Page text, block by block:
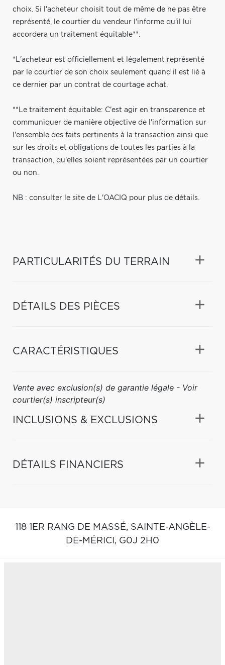
choix. Si l'acheteur choisit tout de même de ne pas être
représenté, le courtier du vendeur l'informe qu'il lui
accordera un traitement équitable**.
*L'acheteur est officiellement et légalement représenté
par le courtier de son choix seulement quand il est lié à
ce dernier par un contrat de courtage achat.
**Le traitement équitable: C'est agir en transparence et
communiquer de manière objective de l'information sur
l'ensemble des faits pertinents à la transaction ainsi que
sur les droits et obligations de toutes les parties à la
transaction, qu'elles soient représentées par un courtier
ou non.
NB : consulter le site de L'OACIQ pour plus de détails.
PARTICULARITÉS DU TERRAIN
DÉTAILS DES PIÈCES
CARACTÉRISTIQUES
Vente avec exclusion(s) de garantie légale - Voir
courtier(s) inscripteur(s)
INCLUSIONS & EXCLUSIONS
DÉTAILS FINANCIERS
118 1ER RANG DE MASSÉ, SAINTE-ANGÈLE-
DE-MÉRICI, G0J 2H0